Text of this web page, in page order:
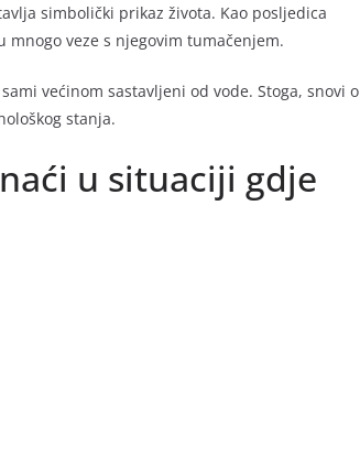
simbolički prikaz života. Kao posljedica
veze s njegovim tumačenjem.
većinom sastavljeni od vode. Stoga, snovi o
stanja.
u situaciji gdje